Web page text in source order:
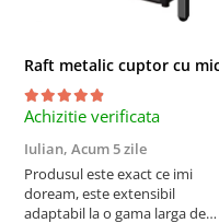
Achizitie verificata
Iulian, Acum 5 zile
Produsul este exact ce imi
doream, este extensibil
adaptabil la o gama larga de